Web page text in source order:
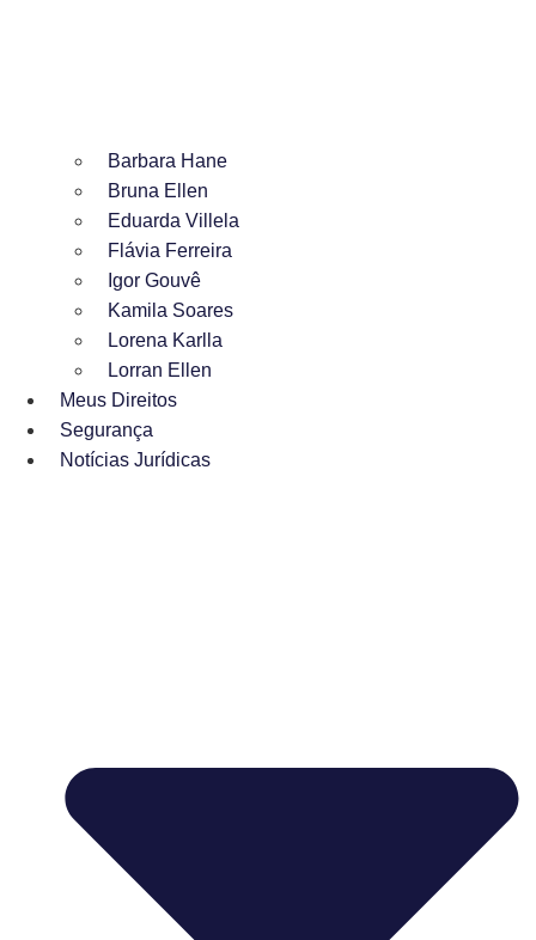
Barbara Hane
Bruna Ellen
Eduarda Villela
Flávia Ferreira
Igor Gouvê
Kamila Soares
Lorena Karlla
Lorran Ellen
Meus Direitos
Segurança
Notícias Jurídicas